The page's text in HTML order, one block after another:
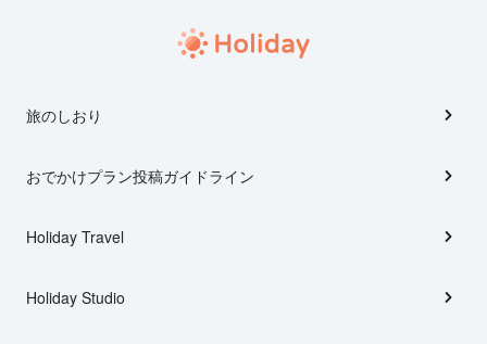
旅のしおり
おでかけプラン投稿ガイドライン
Holiday Travel
Holiday Studio